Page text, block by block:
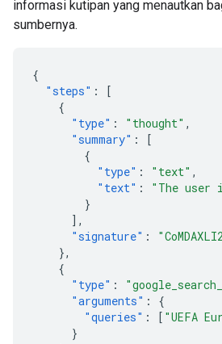
informasi kutipan yang menautkan
sumbernya.
{
"steps" :
[
{
"type" : "thought" ,
"summary" :
[
{
"type" : "text" ,
"text" :
"The user
}
],
"signature" :
},
{
"type" :
"arguments" :
{
"queries" : [ "UEFA
}